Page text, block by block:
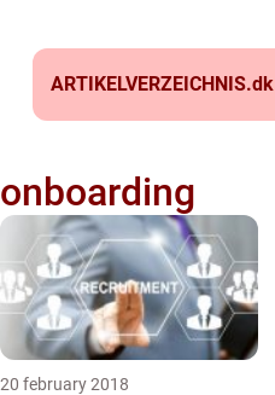
ARTIKELVERZEICHNIS.dk
onboarding
20 february 2018